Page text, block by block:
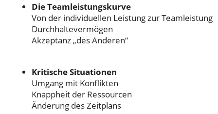
Die Teamleistungskurve
Von der individuellen Leistung zur Teamleistung
Durchhaltevermögen
Akzeptanz „des Anderen“
Kritische Situationen
Umgang mit Konflikten
Knappheit der Ressourcen
Änderung des Zeitplans